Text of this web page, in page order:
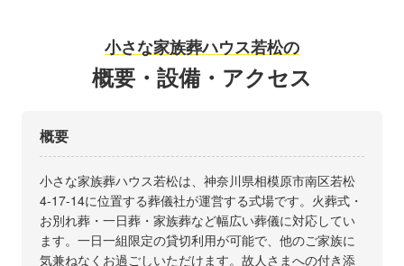
小さな家族葬ハウス若松の
概要・設備・アクセス
概要
小さな家族葬ハウス若松は、神奈川県相模原市南区若松
4-17-14に位置する葬儀社が運営する式場です。火葬式・
お別れ葬・一日葬・家族葬など幅広い葬儀に対応してい
ます。一日一組限定の貸切利用が可能で、他のご家族に
気兼ねなくお過ごしいただけます。故人さまへの付き添